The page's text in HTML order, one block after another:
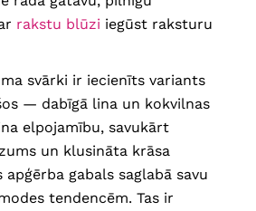
rakstu blūzi iegūst raksturu
svārki ir iecienīts variants
— dabīgā lina un kokvilnas
elpojamību, savukārt
un klusināta krāsa
apģērba gabals saglabā savu
tendencēm. Tas ir